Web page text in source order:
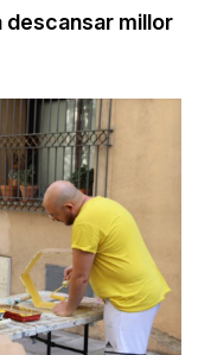
descansar millor